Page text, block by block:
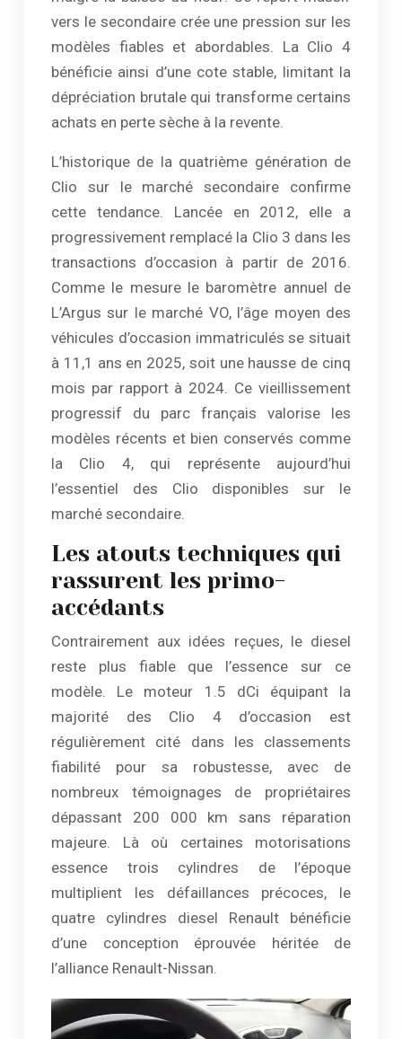
vers le secondaire crée une pression sur les
modèles fiables et abordables. La Clio 4
bénéficie ainsi d’une cote stable, limitant la
dépréciation brutale qui transforme certains
achats en perte sèche à la revente.
L’historique de la quatrième génération de
Clio sur le marché secondaire confirme
cette tendance. Lancée en 2012, elle a
progressivement remplacé la Clio 3 dans les
transactions d’occasion à partir de 2016.
Comme le mesure le baromètre annuel de
L’Argus sur le marché VO, l’âge moyen des
véhicules d’occasion immatriculés se situait
à 11,1 ans en 2025, soit une hausse de cinq
mois par rapport à 2024. Ce vieillissement
progressif du parc français valorise les
modèles récents et bien conservés comme
la Clio 4, qui représente aujourd’hui
l’essentiel des Clio disponibles sur le
marché secondaire.
Les atouts techniques qui
rassurent les primo-
accédants
Contrairement aux idées reçues, le diesel
reste plus fiable que l’essence sur ce
modèle. Le moteur 1.5 dCi équipant la
majorité des Clio 4 d’occasion est
régulièrement cité dans les classements
fiabilité pour sa robustesse, avec de
nombreux témoignages de propriétaires
dépassant 200 000 km sans réparation
majeure. Là où certaines motorisations
essence trois cylindres de l’époque
multiplient les défaillances précoces, le
quatre cylindres diesel Renault bénéficie
d’une conception éprouvée héritée de
l’alliance Renault-Nissan.